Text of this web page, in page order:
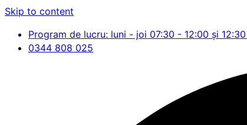
Skip to content
Program de lucru: luni - joi 07:30 - 12:00 și
0344 808 025